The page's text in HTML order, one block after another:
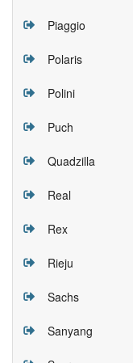
Piaggio
Polaris
Polini
Puch
Quadzilla
Real
Rex
Rieju
Sachs
Sanyang